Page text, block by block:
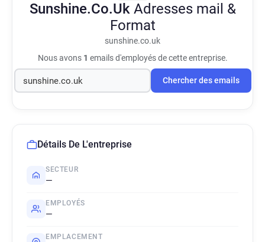
Sunshine.Co.Uk Adresses mail &
Format
sunshine.co.uk
Nous avons 1 emails d'employés de cette entreprise.
Chercher des emails
Détails De L'entreprise
SECTEUR
—
EMPLOYÉS
—
EMPLACEMENT